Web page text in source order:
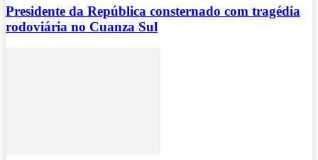
Presidente da República consternado com tragédia
rodoviária no Cuanza Sul